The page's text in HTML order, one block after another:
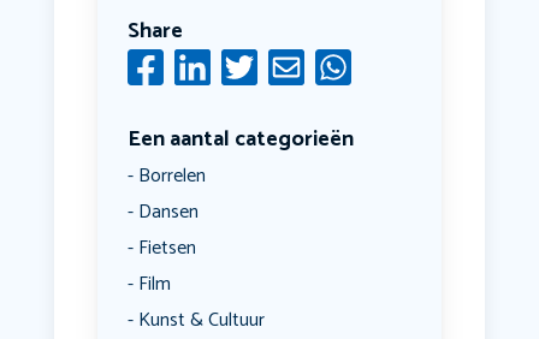
Share
Een aantal categorieën
Borrelen
Dansen
Fietsen
Film
Kunst & Cultuur